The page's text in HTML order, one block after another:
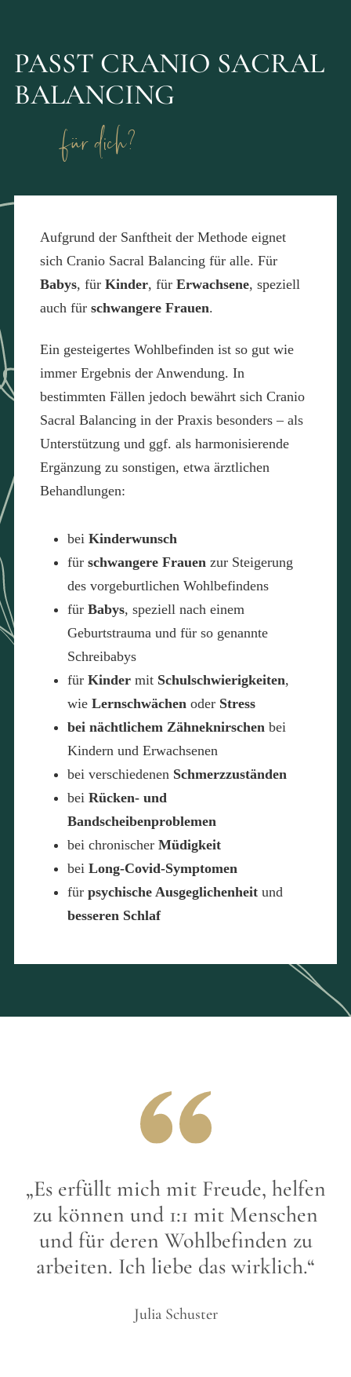
PASST CRANIO SACRAL
BALANCING
für dich?
Aufgrund der Sanftheit der Methode eignet
sich Cranio Sacral Balancing für alle. Für
Babys, fürKinder, fürErwachsene, speziell
auch für schwangere Frauen.
Ein gesteigertes Wohlbefinden ist so gut wie
immer Ergebnis der Anwendung. In
bestimmten Fällen jedoch bewährt sich Cranio
Sacral Balancing in der Praxis besonders – als
Unterstützung und ggf. als harmonisierende
Ergänzung zu sonstigen, etwa ärztlichen
Behandlungen:
bei Kinderwunsch
für schwangere Frauenzur Steigerung
des vorgeburtlichen Wohlbefindens
für Babys, speziell nach einem
Geburtstrauma und für so genannte
Schreibabys
für Kindermit Schulschwierigkeiten,
wieLernschwächen oder Stress
bei nächtlichem Zähneknirschenbei
Kindern und Erwachsenen
bei verschiedenen Schmerzzuständen
bei Rücken- und
Bandscheibenproblemen
bei chronischer Müdigkeit
bei Long-Covid-Symptomen
für psychische Ausgeglichenheitund
besseren Schlaf
„Es erfüllt mich mit Freude, helfen
zu können und 1:1 mit Menschen
und für deren Wohlbefinden zu
arbeiten. Ich liebe das wirklich.“
Julia Schuster